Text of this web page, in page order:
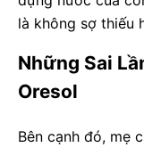
là không sợ thiếu
Những Sai
Oresol
Bên cạnh đó, mẹ